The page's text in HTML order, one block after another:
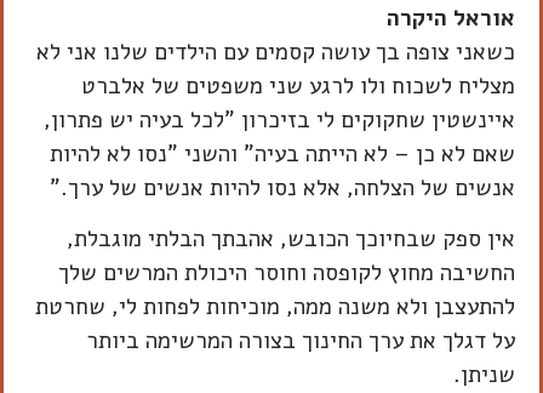
אוראל היקרה
כשאני צופה בך עושה קסמים עם הילדים שלנו אני לא
מצליח לשכוח ולו לרגע שני משפטים של אלברט
איינשטין שחקוקים לי בזיכרון "לכל בעיה יש פתרון,
שאם לא כן – לא הייתה בעיה" והשני "נסו לא להיות
אנשים של הצלחה, אלא נסו להיות אנשים של ערך."
אין ספק שבחיוכך הכובש, אהבתך הבלתי מוגבלת,
החשיבה מחוץ לקופסה וחוסר היכולת המרשים שלך
להתעצבן ולא משנה ממה, מוכיחות לפחות לי, שחרטת
על דגלך את ערך החינוך בצורה המרשימה ביותר
שניתן.